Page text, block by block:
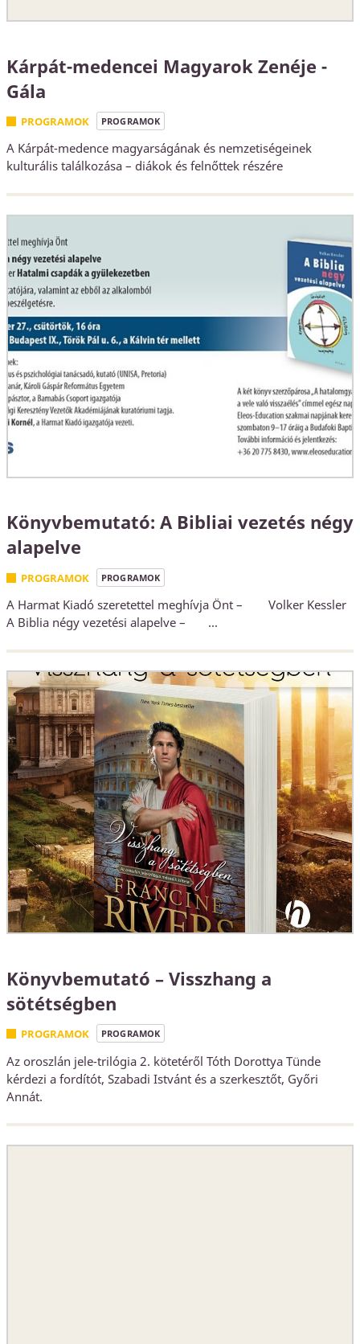
Kárpát-medencei Magyarok Zenéje -
Gála
PROGRAMOK PROGRAMOK
A Kárpát-medence magyarságának és nemzetiségeinek
kulturális találkozása – diákok és felnőttek részére
Könyvbemutató: A Bibliai vezetés négy
alapelve
PROGRAMOK PROGRAMOK
A Harmat Kiadó szeretettel meghívja Önt – Volker Kessler
A Biblia négy vezetési alapelve – ...
Könyvbemutató – Visszhang a
sötétségben
PROGRAMOK PROGRAMOK
Az oroszlán jele-trilógia 2. kötetéről Tóth Dorottya Tünde
kérdezi a fordítót, Szabadi Istvánt és a szerkesztőt, Győri
Annát.